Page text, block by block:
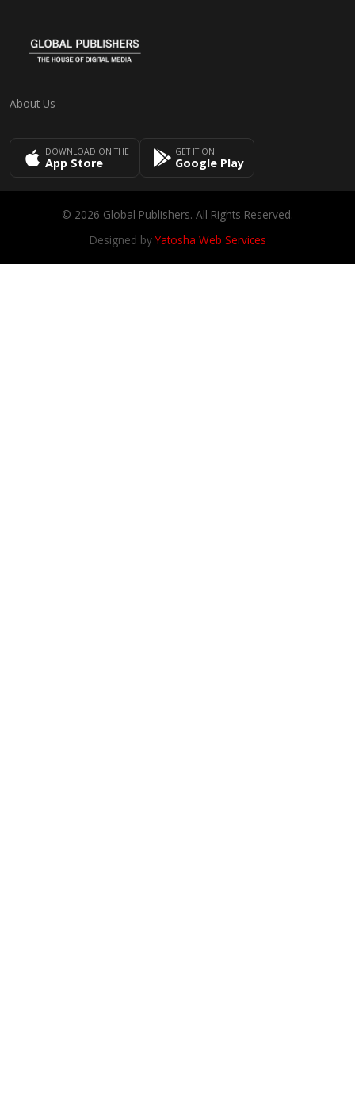
About Us
DOWNLOAD ON THE
App Store
GET IT ON
Google Play
© 2026 Global Publishers. All Rights Reserved.
Designed byYatosha Web Services